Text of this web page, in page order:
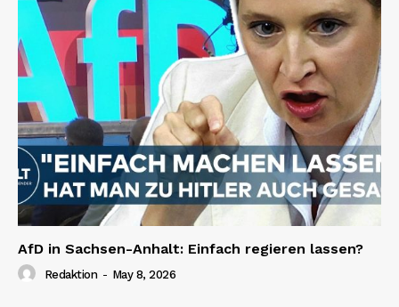
AfD in Sachsen-Anhalt: Einfach regieren lassen?
Redaktion - May 8, 2026